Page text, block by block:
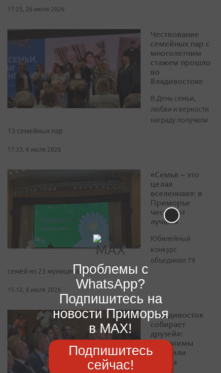
17:25, 26 июля 2026
Чествование
семейных пар с
многолетним
стажем прошло
во
Владивостоке
В День семьи,
любви и верности
награду получили
13 семейных пар
17:33, 8 июля 2026
«Семья – это
целая
вселенная»: в
Приморье
чествуют
лучших
Юбилейный
конкурс
объединил 79
семей из 23 муниципалитетов
15:12, 8 июля 2026
«Владивосток
собирает
друзей»:
побратимы
обсудили
туризм
Проблемы с
WhatsApp?
Подпишитесь на
новости Приморья
в MAX!
Подпишитесь
сейчас!